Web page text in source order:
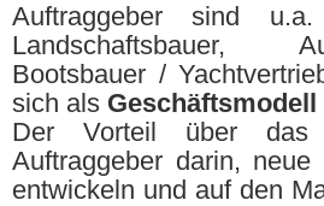
Auftraggeber sind u.a.
Landschaftsbauer,
Bootsbauer /
sich als Geschäftsmodell
Der Vorteil über das
Auftraggeber darin,
entwickeln und auf den